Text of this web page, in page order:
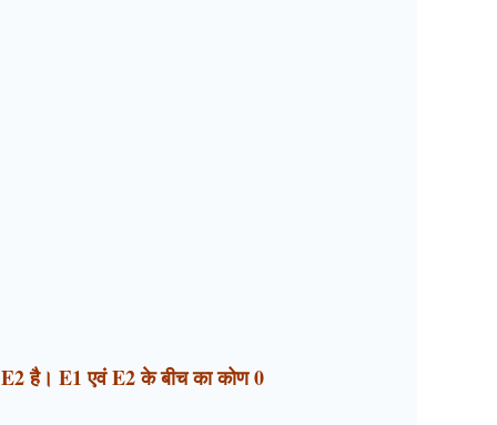
E2 है। E1 एवं E2 के बीच का कोण 0